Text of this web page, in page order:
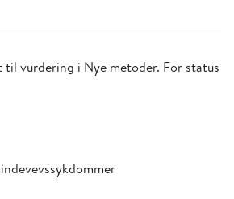
vurdering i Nye metoder. For status